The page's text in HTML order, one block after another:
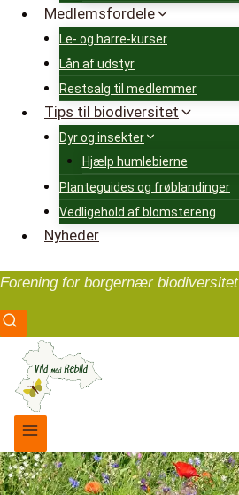
Medlemsfordele
Le- og harre-kurser
Lån af udstyr
Restsalg til medlemmer
Tips til biodiversitet
Dyr og insekter
Hjælp humlebierne
Planteguides og frøblandinger
Vedligehold af blomstereng
Nyheder
Forening for borgernær biodiversitet